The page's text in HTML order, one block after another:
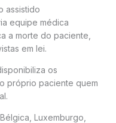
assistido
equipe médica
a morte do paciente,
em lei.
os
próprio paciente quem
Luxemburgo,